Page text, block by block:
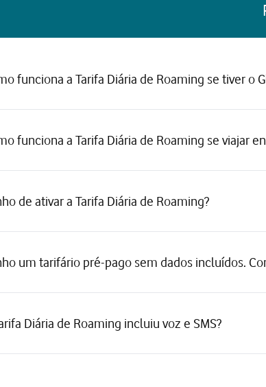
funciona a Tarifa Diária de Roaming se tiver o
funciona a Tarifa Diária de Roaming se viajar
de ativar a Tarifa Diária de Roaming?
um tarifário pré-pago sem dados incluídos.
Diária de Roaming incluiu voz e SMS?